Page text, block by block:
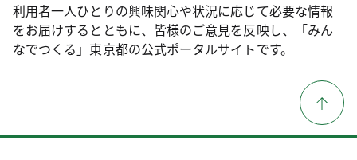
利用者一人ひとりの興味関心や状況に応じて必要な情報
をお届けするとともに、皆様のご意見を反映し、「みん
なでつくる」東京都の公式ポータルサイトです。